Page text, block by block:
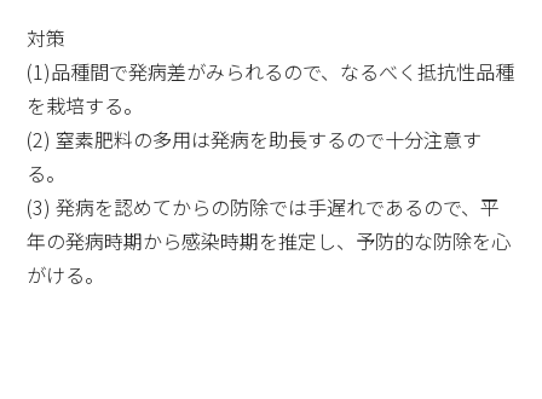
対策
(1)品種間で発病差がみられるので、なるべく抵抗性品種
を栽培する。
(2) 窒素肥料の多用は発病を助長するので十分注意す
る。
(3) 発病を認めてからの防除では手遅れであるので、平
年の発病時期から感染時期を推定し、予防的な防除を心
がける。